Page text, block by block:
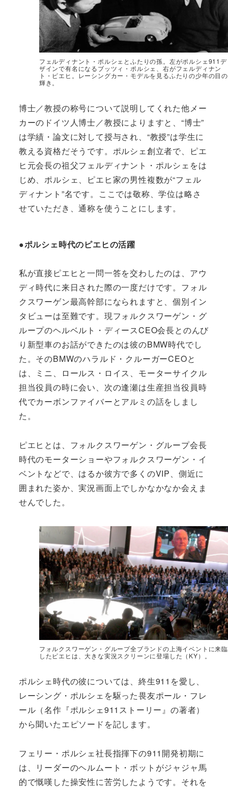
フェルディナント・ポルシェとふたりの孫。左がポルシェ911デ
ザインで有名になるブッツィ・ポルシェ、右がフェルディナン
ト・ピエヒ。レーシングカー・モデルを見るふたりの少年の目の
輝き。
博士／教授の称号について説明してくれた他メー
カーのドイツ人博士／教授によりますと、“博士”
は学績・論文に対して授与され、“教授”は学生に
教える資格だそうです。ポルシェ創立者で、ピエ
ヒ元会長の祖父フェルディナント・ポルシェをは
じめ、ポルシェ、ピエヒ家の男性複数が“フェル
ディナント”名です。ここでは敬称、学位は略さ
せていただき、通称を使うことにします。
●ポルシェ時代のピエヒの活躍
私が直接ピエヒと一問一答を交わしたのは、アウ
ディ時代に来日された際の一度だけです。フォル
クスワーゲン最高幹部になられますと、個別イン
タビューは至難です。現フォルクスワーゲン・グ
ループのヘルベルト・ディースCEO会長とのんび
り新型車のお話ができたのは彼のBMW時代でし
た。そのBMWのハラルド・クルーガーCEOと
は、ミニ、ロールス・ロイス、モーターサイクル
担当役員の時に会い、次の逢瀬は生産担当役員時
代でカーボンファイバーとアルミの話をしまし
た。
ピエヒとは、フォルクスワーゲン・グループ会長
時代のモーターショーやフォルクスワーゲン・イ
ベントなどで、はるか彼方で多くのVIP、側近に
囲まれた姿か、実況画面上でしかなかなか会えま
せんでした。
フォルクスワーゲン・グループ全ブランドの上海イベントに来臨
したピエヒは、大きな実況スクリーンに登場した（KY）。
ポルシェ時代の彼については、終生911を愛し、
レーシング・ポルシェを駆った畏友ポール・フレ
ール（名作『ポルシェ911ストーリー』の著者）
から聞いたエピソードを記します。
フェリー・ポルシェ社長指揮下の911開発初期に
は、リーダーのヘルムート・ボットがジャジャ馬
的で慨嘆した操安性に苦労したようです。それを